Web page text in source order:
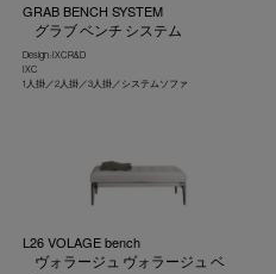
GRAB BENCH SYSTEM
グラブ ベンチ システム
Design : IXC R&D
IXC
1人掛／2人掛／3人掛／システムソファ
L26 VOLAGE bench
ヴォラージュ ヴォラージュ ベ